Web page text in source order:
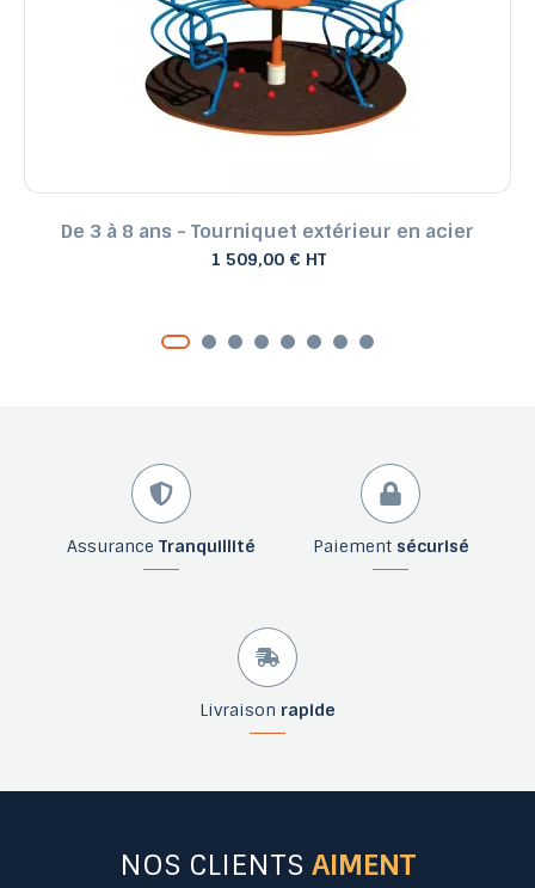
De 3 à 8 ans - Tourniquet extérieur en acier
1 509,00 € HT
Assurance Tranquillité Paiement sécurisé
Livraison rapide
NOS CLIENTS AIMENT